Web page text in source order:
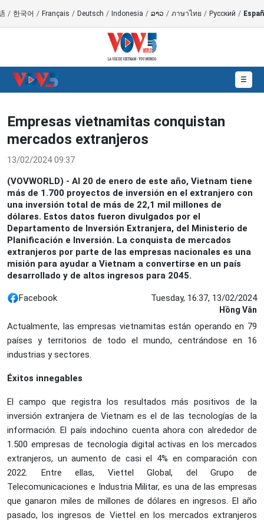
/ 한국어 / Français / Deutsch / Indonesia / ລາວ / ภาษาไทย / Русский /
☰
Empresas vietnamitas conquistan
mercados extranjeros
13/02/2024 09:37
(VOVWORLD) - Al 20 de enero de este año, Vietnam tiene
más de 1.700 proyectos de inversión en el extranjero con
una inversión total de más de 22,1 mil millones de
dólares. Estos datos fueron divulgados por el
Departamento de Inversión Extranjera, del Ministerio de
Planificación e Inversión. La conquista de mercados
extranjeros por parte de las empresas nacionales es una
misión para ayudar a Vietnam a convertirse en un país
desarrollado y de altos ingresos para 2045.
Facebook Tuesday, 16:37, 13/02/2024
Hồng Vân
Actualmente, las empresas vietnamitas están operando en 79
países y territorios de todo el mundo, centrándose en 16
industrias y sectores.
Éxitos innegables
El campo que registra los resultados más positivos de la
inversión extranjera de Vietnam es el de las tecnologías de la
información. El país indochino cuenta ahora con alrededor de
1.500 empresas de tecnología digital activas en los mercados
extranjeros, un aumento de casi el 4% en comparación con
2022. Entre ellas, Viettel Global, del Grupo de
Telecomunicaciones e Industria Militar, es una de las empresas
que ganaron miles de millones de dólares en ingresos. El año
pasado, los ingresos de Viettel en los mercados extranjeros